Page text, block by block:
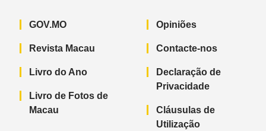
GOV.MO
Revista Macau
Livro do Ano
Livro de Fotos de
Macau
Opiniões
Contacte-nos
Declaração de
Privacidade
Cláusulas de
Utilização